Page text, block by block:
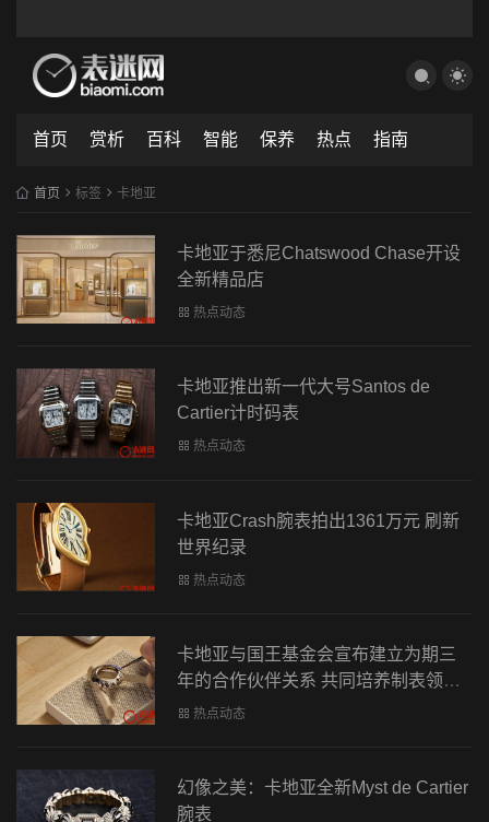
首页 赏析 百科 智能 保养 热点 指南
首页 标签 卡地亚
卡地亚于悉尼Chatswood Chase开设
全新精品店
热点动态
卡地亚推出新一代大号Santos de
Cartier计时码表
热点动态
卡地亚Crash腕表拍出1361万元 刷新
世界纪录
热点动态
卡地亚与国王基金会宣布建立为期三
年的合作伙伴关系 共同培养制表领域
新一代专业工艺人才
热点动态
幻像之美：卡地亚全新Myst de Cartier
腕表